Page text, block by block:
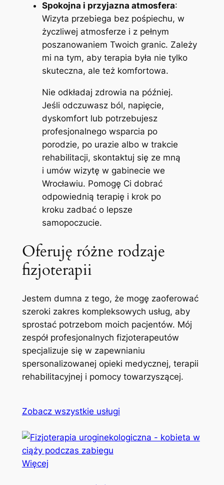
Spokojna i przyjazna atmosfera:
Wizyta przebiega bez pośpiechu, w
życzliwej atmosferze i z pełnym
poszanowaniem Twoich granic. Zależy
mi na tym, aby terapia była nie tylko
skuteczna, ale też komfortowa.
Nie odkładaj zdrowia na później.
Jeśli odczuwasz ból, napięcie,
dyskomfort lub potrzebujesz
profesjonalnego wsparcia po
porodzie, po urazie albo w trakcie
rehabilitacji, skontaktuj się ze mną
i umów wizytę w gabinecie we
Wrocławiu. Pomogę Ci dobrać
odpowiednią terapię i krok po
kroku zadbać o lepsze
samopoczucie.
Oferuję różne rodzaje
fizjoterapii
Jestem dumna z tego, że mogę zaoferować
szeroki zakres kompleksowych usług, aby
sprostać potrzebom moich pacjentów. Mój
zespół profesjonalnych fizjoterapeutów
specjalizuje się w zapewnianiu
spersonalizowanej opieki medycznej, terapii
rehabilitacyjnej i pomocy towarzyszącej.
Zobacz wszystkie usługi
Więcej